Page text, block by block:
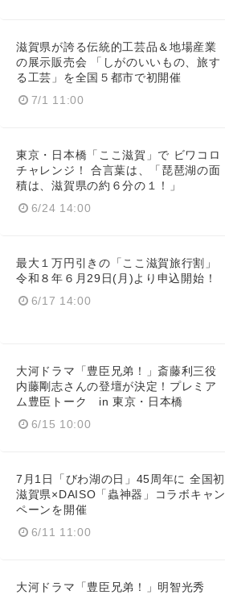
滋賀県が誇る伝統的工芸品＆地場産業
の展示販売会 「しがのいいもの、旅す
る工芸」を全国５都市で初開催
7/1 11:00
東京・日本橋「ここ滋賀」で ビワコロ
チャレンジ！ 合言葉は、「琵琶湖の面
積は、滋賀県の約６分の１！」
6/24 14:00
最大１万円引きの「ここ滋賀旅行割」
令和８年６月29日(月)より申込開始！
6/17 14:00
大河ドラマ「豊臣兄弟！」斎藤利三役
内藤剛志さんの登壇が決定！プレミア
ム豊臣トーク in 東京・日本橋
6/15 10:00
7月1日「びわ湖の日」45周年に 全国初
滋賀県×DAISO「蟲神器」コラボキャン
ペーンを開催
6/11 11:00
大河ドラマ「豊臣兄弟！」明智光秀
Japanese
English